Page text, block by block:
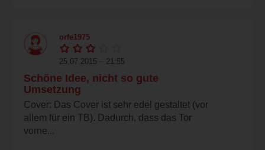
orfe1975
25.07.2015 – 21:55
Schöne Idee, nicht so gute
Umsetzung
Cover: Das Cover ist sehr edel gestaltet (vor
allem für ein TB). Dadurch, dass das Tor
vorne...